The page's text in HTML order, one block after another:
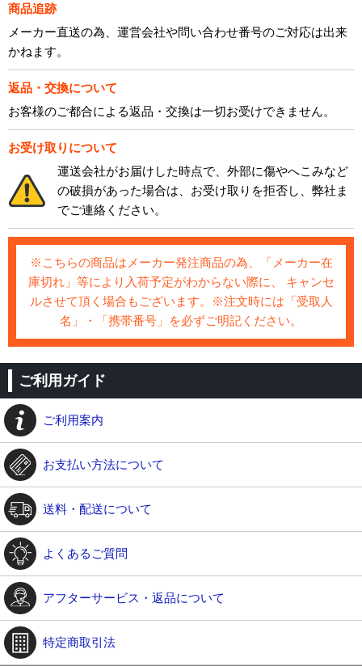
商品追跡
メーカー直送の為、運営会社や問い合わせ番号のご対応は出来
かねます。
返品・交換について
お客様のご都合による返品・交換は一切お受けできません。
お受け取りについて
運送会社がお届けした時点で、外部に傷やへこみなど
の破損があった場合は、お受け取りを拒否し、弊社ま
でご連絡ください。
※こちらの商品はメーカー発注商品の為、「メーカー在
庫切れ」等により入荷予定がわからない際に、 キャンセ
ルさせて頂く場合もございます。※注文時には「受取人
名」・「携帯番号」を必ずご明記ください。
ご利用ガイド
ご利用案内
お支払い方法について
送料・配送について
よくあるご質問
アフターサービス・返品について
特定商取引法